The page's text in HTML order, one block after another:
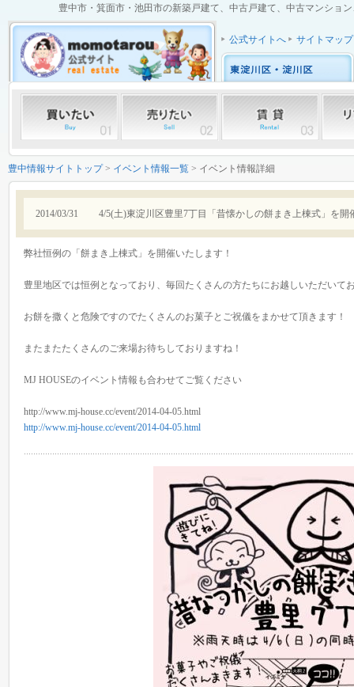
豊中市・箕面市・池田市の新築戸建て、中古戸建て、中古マンショ
公式サイトへ サイトマップ
豊中情報サイトトップ> イベント情報一覧 > イベント情報詳細
2014/03/31 4/5(土)東淀川区豊里7丁目「昔懐かしの餅まき上棟式」を開
弊社恒例の「餅まき上棟式」を開催いたします！
豊里地区では恒例となっており、毎回たくさんの方たちにお越しいただいて
お餅を撒くと危険ですのでたくさんのお菓子とご祝儀をまかせて頂きます！
またまたたくさんのご来場お待ちしておりますね！
MJ HOUSEのイベント情報も合わせてご覧ください
http://www.mj-house.cc/event/2014-04-05.html
http://www.mj-house.cc/event/2014-04-05.html